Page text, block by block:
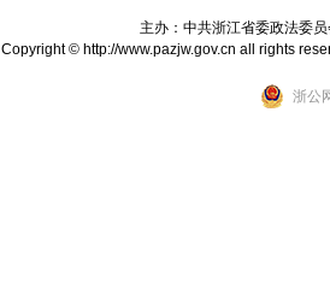
主办：中共浙江省委政法委
Copyright © http://www.pazjw.gov.cn all rights
浙公